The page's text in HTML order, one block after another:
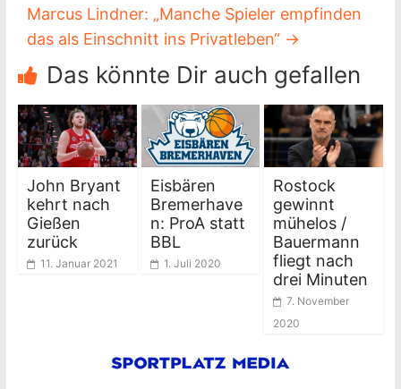
Marcus Lindner: „Manche Spieler empfinden
das als Einschnitt ins Privatleben“ →
Das könnte Dir auch gefallen
John Bryant
kehrt nach
Gießen
zurück
11. Januar 2021
Eisbären
Bremerhave
n: ProA statt
BBL
1. Juli 2020
Rostock
gewinnt
mühelos /
Bauermann
fliegt nach
drei Minuten
7. November
2020